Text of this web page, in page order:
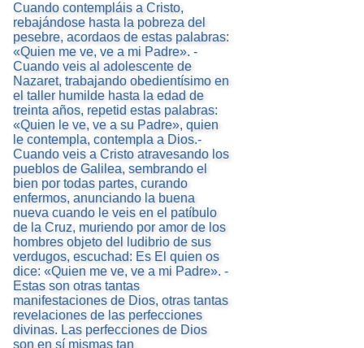
Cuando contempláis a Cristo,
rebajándose hasta la pobreza del
pesebre, acordaos de estas palabras:
«Quien me ve, ve a mi Padre». -
Cuando veis al adolescente de
Nazaret, trabajando obedientísimo en
el taller humilde hasta la edad de
treinta años, repetid estas palabras:
«Quien le ve, ve a su Padre», quien
le contempla, contempla a Dios.-
Cuando veis a Cristo atravesando los
pueblos de Galilea, sembrando el
bien por todas partes, curando
enfermos, anunciando la buena
nueva cuando le veis en el patíbulo
de la Cruz, muriendo por amor de los
hombres objeto del ludibrio de sus
verdugos, escuchad: Es El quien os
dice: «Quien me ve, ve a mi Padre». -
Estas son otras tantas
manifestaciones de Dios, otras tantas
revelaciones de las perfecciones
divinas. Las perfecciones de Dios
son en sí mismas tan